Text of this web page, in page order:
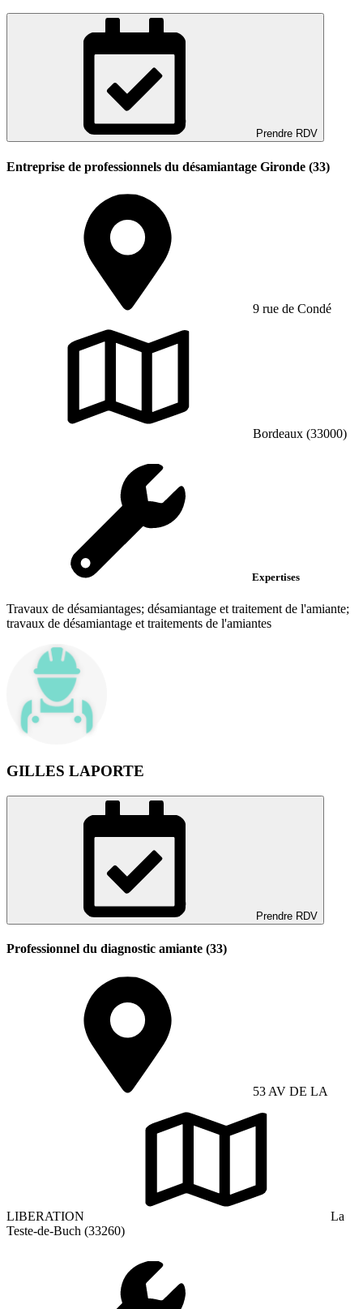
Prendre RDV
Entreprise de professionnels du désamiantage Gironde (33)
9 rue de Condé
Bordeaux (33000)
Expertises
Travaux de désamiantages; désamiantage et traitement de l'amiante;
travaux de désamiantage et traitements de l'amiantes
GILLES LAPORTE
Prendre RDV
Professionnel du diagnostic amiante (33)
53 AV DE LA
LIBERATION
La
Teste-de-Buch (33260)